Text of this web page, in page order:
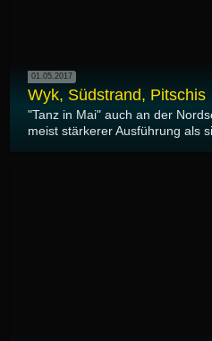
01.05.2017
Wyk, Südstrand, Pitschis
"Tanz in Mai" auch an der
meist stärkerer Ausführung als